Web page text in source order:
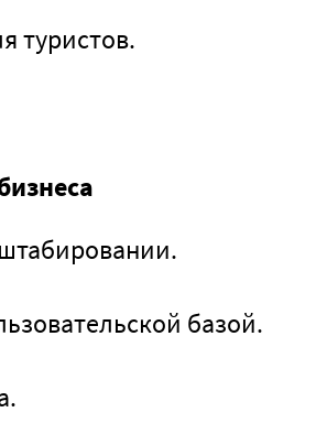
туристов.
базой.